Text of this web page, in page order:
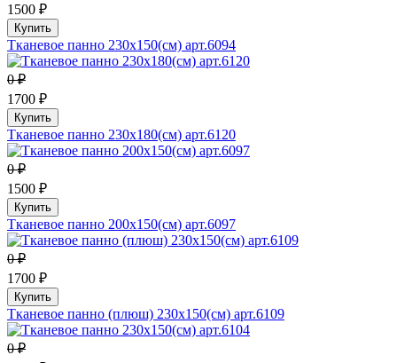
1500 ₽
Купить
Тканевое панно 230х150(см) арт.6094
0 ₽
1700 ₽
Купить
Тканевое панно 230х180(см) арт.6120
0 ₽
1500 ₽
Купить
Тканевое панно 200х150(см) арт.6097
0 ₽
1700 ₽
Купить
Тканевое панно (плюш) 230х150(см) арт.6109
0 ₽